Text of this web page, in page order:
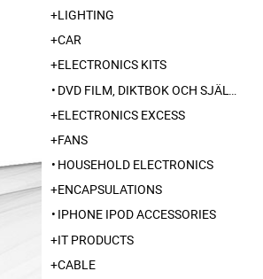
LIGHTING
CAR
ELECTRONICS KITS
DVD FILM, DIKTBOK OCH SJÄLVBIOGRAFI FRÅN SKARABORG
ELECTRONICS EXCESS
FANS
HOUSEHOLD ELECTRONICS
ENCAPSULATIONS
IPHONE IPOD ACCESSORIES
IT PRODUCTS
CABLE